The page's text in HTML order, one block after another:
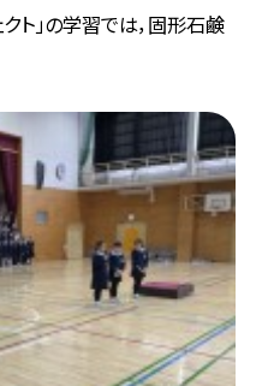
ト」の学習では，固形石鹸